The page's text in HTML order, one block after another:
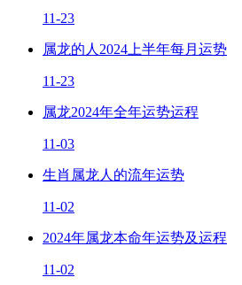
11-23
属龙的人2024上半年每月运势
11-23
属龙2024年全年运势运程
11-03
生肖属龙人的流年运势
11-02
2024年属龙本命年运势及运程
11-02